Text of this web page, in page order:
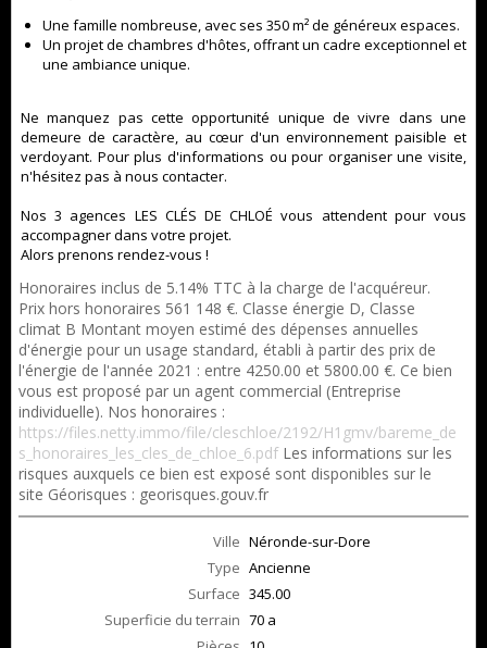
Une famille nombreuse, avec ses 350 m² de généreux espaces.
Un projet de chambres d'hôtes, offrant un cadre exceptionnel et
une ambiance unique.
Ne manquez pas cette opportunité unique de vivre dans une
demeure de caractère, au cœur d'un environnement paisible et
verdoyant. Pour plus d'informations ou pour organiser une visite,
n'hésitez pas à nous contacter.
Nos 3 agences LES CLÉS DE CHLOÉ vous attendent pour vous
accompagner dans votre projet.
Alors prenons rendez-vous !
Honoraires inclus de 5.14% TTC à la charge de l'acquéreur.
Prix hors honoraires 561 148 €. Classe énergie D, Classe
climat B Montant moyen estimé des dépenses annuelles
d'énergie pour un usage standard, établi à partir des prix de
l'énergie de l'année 2021 : entre 4250.00 et 5800.00 €. Ce bien
vous est proposé par un agent commercial (Entreprise
individuelle). Nos honoraires :
https://files.netty.immo/file/cleschloe/2192/H1gmv/bareme_de
s_honoraires_les_cles_de_chloe_6.pdfLes informations sur les
risques auxquels ce bien est exposé sont disponibles sur le
site Géorisques : georisques.gouv.fr
Ville Néronde-sur-Dore
Type Ancienne
Surface 345.00
Superficie du terrain 70 a